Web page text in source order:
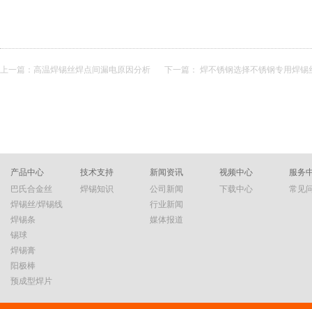
上一篇： 高温焊锡丝焊点间漏电原因分析 下一篇： 焊不锈钢选择不锈钢专用焊锡
产品中心
巴氏合金丝
焊锡丝/焊锡线
焊锡条
锡球
焊锡膏
阳极棒
预成型焊片
技术支持
焊锡知识
新闻资讯
公司新闻
行业新闻
媒体报道
视频中心
下载中心
服务
常见